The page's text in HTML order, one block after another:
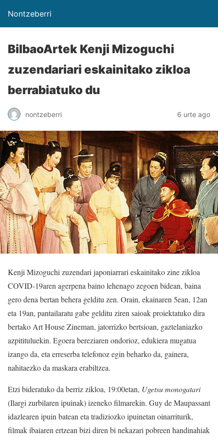
Nontzeberri
BilbaoArtek Kenji Mizoguchi
zuzendariari eskainitako zikloa
berrabiatuko du
nontzeberri 6 urte ago
Kenji Mizoguchi zuzendari japoniarrari eskainitako zine zikloa
COVID-19aren agerpena baino lehenago zegoen bidean, baina
gero dena bertan behera gelditu zen. Orain, ekainaren 5ean, 12an
eta 19an, pantailaratu gabe gelditu ziren saioak proiektatuko dira
bertako Art House Zineman, jatorrizko bertsioan, gaztelaniazko
azpitituluekin. Egoera bereziaren ondorioz, edukiera mugatua
izango da, eta erreserba telefonoz egin beharko da, gainera,
nahitaezko da maskara erabiltzea.
Etzi bideratuko da berriz zikloa, 19:00etan, Ugetsu monogatari
(Ilargi zurbilaren ipuinak) izeneko filmarekin. Guy de Maupassant
idazlearen ipuin batean eta tradiziozko ipuinetan oinarriturik,
filmak ibaiaren ertzean bizi diren bi nekazari pobreen handinahiak